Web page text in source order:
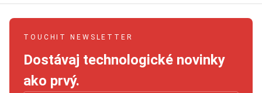
TOUCHIT NEWSLETTER
Dostávaj technologické novinky
ako prvý.